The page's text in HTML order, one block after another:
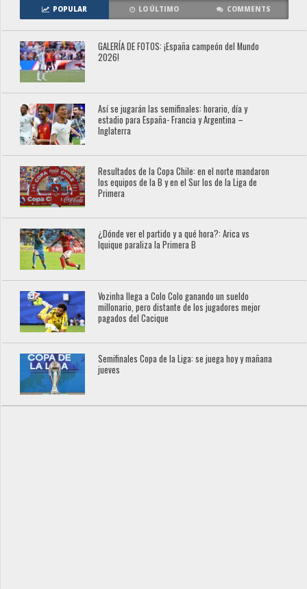
POPULAR LO ÚLTIMO COMMENTS
GALERÍA DE FOTOS: ¡España campeón del Mundo
2026!
Así se jugarán las semifinales: horario, día y
estadio para España- Francia y Argentina –
Inglaterra
Resultados de la Copa Chile: en el norte mandaron
los equipos de la B y en el Sur los de la Liga de
Primera
¿Dónde ver el partido y a qué hora?: Arica vs
Iquique paraliza la Primera B
Vozinha llega a Colo Colo ganando un sueldo
millonario, pero distante de los jugadores mejor
pagados del Cacique
Semifinales Copa de la Liga: se juega hoy y mañana
jueves